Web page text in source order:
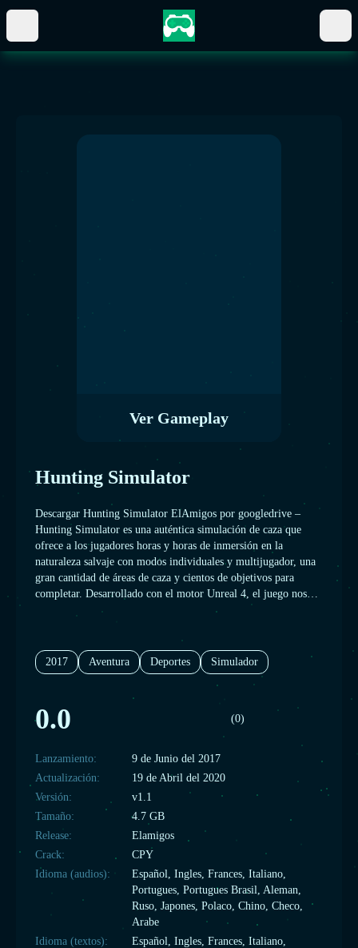
Ver Gameplay
Hunting Simulator
Descargar Hunting Simulator ElAmigos por googledrive –
Hunting Simulator es una auténtica simulación de caza que
ofrece a los jugadores horas y horas de inmersión en la
naturaleza salvaje con modos individuales y multijugador, una
gran cantidad de áreas de caza y cientos de objetivos para
completar. Desarrollado con el motor Unreal 4, el juego nos
lleva a algunas de las regiones de caza más conocidas, como las
llanuras nevadas de Alaska. Cada zona de caza está poblada por
animales magníficamente modelados y animados con
comportamientos de IA realistas.
2017 Aventura Deportes Simulador
0.0 (0)
Lanzamiento:
9 de Junio del 2017
Actualización:
19 de Abril del 2020
Versión:
v1.1
Tamaño:
4.7 GB
Release:
Elamigos
Crack:
CPY
Idioma (audios):
Español, Ingles, Frances, Italiano,
Portugues, Portugues Brasil, Aleman,
Ruso, Japones, Polaco, Chino, Checo,
Arabe
Idioma (textos):
Español, Ingles, Frances, Italiano,